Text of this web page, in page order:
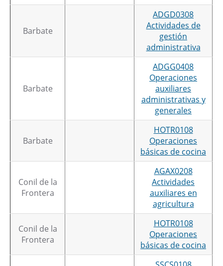
Barbate
ADGD0308
Actividades de
gestión
administrativa
Barbate
ADGG0408
Operaciones
auxiliares
administrativas y
generales
Barbate
HOTR0108
Operaciones
básicas de cocina
Conil de la
Frontera
AGAX0208
Actividades
auxiliares en
agricultura
Conil de la
Frontera
HOTR0108
Operaciones
básicas de cocina